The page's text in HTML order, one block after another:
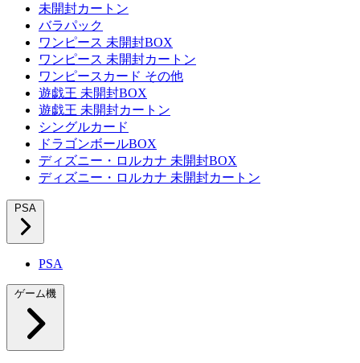
未開封カートン
バラパック
ワンピース 未開封BOX
ワンピース 未開封カートン
ワンピースカード その他
遊戯王 未開封BOX
遊戯王 未開封カートン
シングルカード
ドラゴンボールBOX
ディズニー・ロルカナ 未開封BOX
ディズニー・ロルカナ 未開封カートン
PSA
PSA
ゲーム機